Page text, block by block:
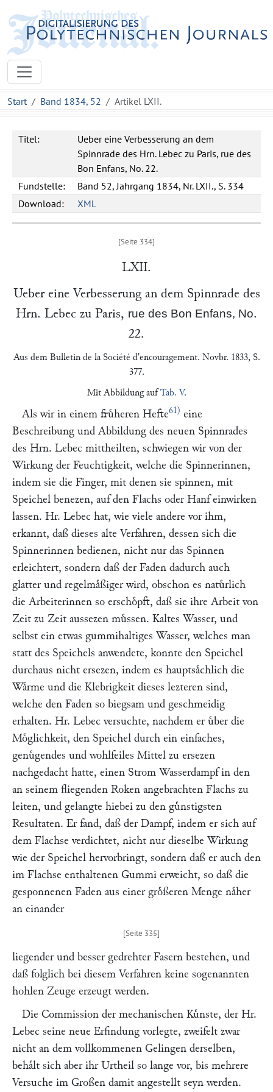
Start Band 1834, 52 Artikel LXII.
Titel:
Ueber eine Verbesserung an dem
Spinnrade des Hrn. Lebec zu Paris, rue des
Bon Enfans, No. 22.
Fundstelle:
Band 52, Jahrgang 1834, Nr. LXII., S. 334
Download:
XML
LXII.
Ueber eine Verbesserung an dem Spinnrade des
Hrn. Lebec zu Paris, rue des Bon Enfans, No.
22.
Aus dem Bulletin de la Société d'encouragement. Novbr. 1833, S.
377.
Mit Abbildung aufTab. V.
Als wir in einem fruͤheren Hefte61) eine
Beschreibung und Abbildung des neuen Spinnrades
des Hrn. Lebec mittheilten, schwiegen wir von der
Wirkung der Feuchtigkeit, welche die Spinnerinnen,
indem sie die Finger, mit denen sie spinnen, mit
Speichel benezen, auf den Flachs oder Hanf einwirken
lassen. Hr. Lebec hat, wie viele andere vor ihm,
erkannt, daß dieses alte Verfahren, dessen sich die
Spinnerinnen bedienen, nicht nur das Spinnen
erleichtert, sondern daß der Faden dadurch auch
glatter und regelmaͤßiger wird, obschon es natuͤrlich
die Arbeiterinnen so erschoͤpft, daß sie ihre Arbeit von
Zeit zu Zeit aussezen muͤssen. Kaltes Wasser, und
selbst ein etwas gummihaltiges Wasser, welches man
statt des Speichels anwendete, konnte den Speichel
durchaus nicht ersezen, indem es hauptsaͤchlich die
Waͤrme und die Klebrigkeit dieses lezteren sind,
welche den Faden so biegsam und geschmeidig
erhalten. Hr. Lebec versuchte, nachdem er uͤber die
Moͤglichkeit, den Speichel durch ein einfaches,
genuͤgendes und wohlfeiles Mittel zu ersezen
nachgedacht hatte, einen Strom Wasserdampf in den
an seinem fliegenden Roken angebrachten Flachs zu
leiten, und gelangte hiebei zu den guͤnstigsten
Resultaten. Er fand, daß der Dampf, indem er sich auf
dem Flachse verdichtet, nicht nur dieselbe Wirkung
wie der Speichel hervorbringt, sondern daß er auch den
im Flachse enthaltenen Gummi erweicht, so daß die
gesponnenen Faden aus einer groͤßeren Menge naͤher
an einander
liegender und besser gedrehter Fasern bestehen, und
daß folglich bei diesem Verfahren keine sogenannten
hohlen Zeuge erzeugt werden.
Die Commission der mechanischen Kuͤnste, der Hr.
Lebec seine neue Erfindung vorlegte, zweifelt zwar
nicht an dem vollkommenen Gelingen derselben,
behaͤlt sich aber ihr Urtheil so lange vor, bis mehrere
Versuche im Großen damit angestellt seyn werden.